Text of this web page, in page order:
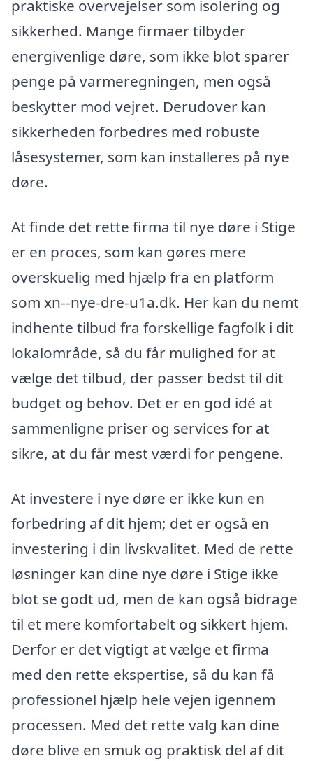
praktiske overvejelser som isolering og
sikkerhed. Mange firmaer tilbyder
energivenlige døre, som ikke blot sparer
penge på varmeregningen, men også
beskytter mod vejret. Derudover kan
sikkerheden forbedres med robuste
låsesystemer, som kan installeres på nye
døre.
At finde det rette firma til nye døre i Stige
er en proces, som kan gøres mere
overskuelig med hjælp fra en platform
som xn--nye-dre-u1a.dk. Her kan du nemt
indhente tilbud fra forskellige fagfolk i dit
lokalområde, så du får mulighed for at
vælge det tilbud, der passer bedst til dit
budget og behov. Det er en god idé at
sammenligne priser og services for at
sikre, at du får mest værdi for pengene.
At investere i nye døre er ikke kun en
forbedring af dit hjem; det er også en
investering i din livskvalitet. Med de rette
løsninger kan dine nye døre i Stige ikke
blot se godt ud, men de kan også bidrage
til et mere komfortabelt og sikkert hjem.
Derfor er det vigtigt at vælge et firma
med den rette ekspertise, så du kan få
professionel hjælp hele vejen igennem
processen. Med det rette valg kan dine
døre blive en smuk og praktisk del af dit